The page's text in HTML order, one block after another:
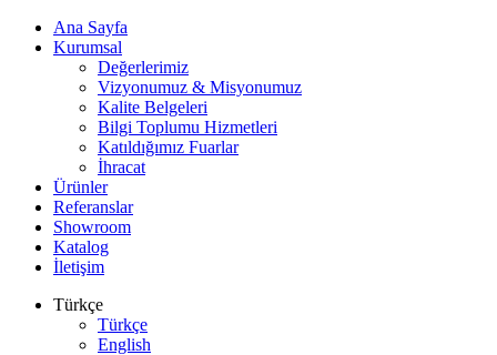
Ana Sayfa
Kurumsal
Değerlerimiz
Vizyonumuz & Misyonumuz
Kalite Belgeleri
Bilgi Toplumu Hizmetleri
Katıldığımız Fuarlar
İhracat
Ürünler
Referanslar
Showroom
Katalog
İletişim
Türkçe
Türkçe
English